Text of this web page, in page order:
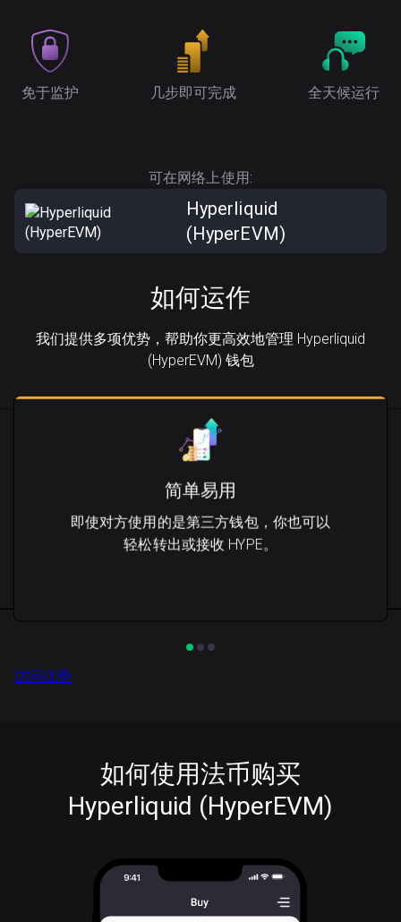
免于监护 几步即可完成 全天候运行
可在网络上使用:
Hyperliquid
(HyperEVM)
如何运作
我们提供多项优势，帮助你更高效地管理 Hyperliquid
(HyperEVM) 钱包
简单易用
即使对方使用的是第三方钱包，你也可以
轻松转出或接收 HYPE。
访问优势
如何使用法币购买
Hyperliquid (HyperEVM)